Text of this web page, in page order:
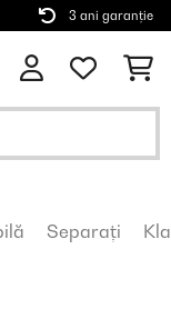
3 ani garanție
Separați